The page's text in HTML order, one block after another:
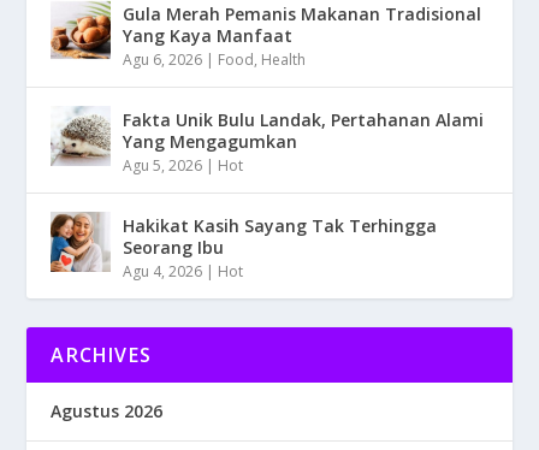
Gula Merah Pemanis Makanan Tradisional
Yang Kaya Manfaat
Agu 6, 2026 | Food, Health
Fakta Unik Bulu Landak, Pertahanan Alami
Yang Mengagumkan
Agu 5, 2026 | Hot
Hakikat Kasih Sayang Tak Terhingga
Seorang Ibu
Agu 4, 2026 | Hot
ARCHIVES
Agustus 2026